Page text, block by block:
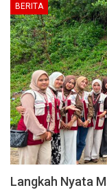
BERITA
Langkah Nyata